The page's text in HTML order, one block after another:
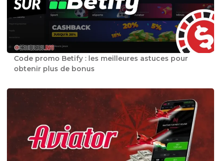
Code promo Betify : les meilleures astuces pour
obtenir plus de bonus